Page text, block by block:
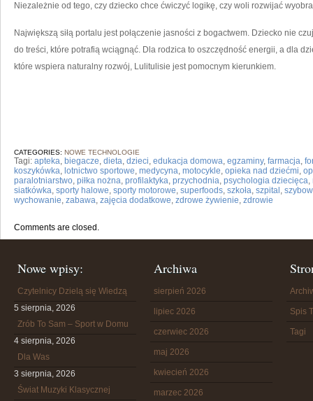
Niezależnie od tego, czy dziecko chce ćwiczyć logikę, czy woli rozwijać
Największą siłą portalu jest połączenie jasności z bogactwem. Dziecko nie
do treści, które potrafią wciągnąć. Dla rodzica to oszczędność energii, a dla
które wspiera naturalny rozwój, Lulitulisie jest pomocnym kierunkiem.
CATEGORIES: NOWE TECHNOLOGIE
Tagi: apteka, biegacze, dieta, dzieci, edukacja domowa, egzaminy, farmacja,
koszykówka, lotnictwo sportowe, medycyna, motocykle, opieka nad dziećmi,
paralotniarstwo, piłka nożna, profilaktyka, przychodnia, psychologia dziecięca,
siatkówka, sporty halowe, sporty motorowe, superfoods, szkoła, szpital ,
wychowanie, zabawa, zajęcia dodatkowe, zdrowe żywienie, zdrowie
Comments are closed.
Nowe wpisy:
Czytelnicy Dzielą się Wiedzą
5 sierpnia, 2026
Zrób To Sam – Sport w Domu
4 sierpnia, 2026
Dla Was
3 sierpnia, 2026
Świat Muzyki Klasycznej
Archiwa
sierpień 2026
lipiec 2026
czerwiec 2026
maj 2026
kwiecień 2026
marzec 2026
Spis
Tagi